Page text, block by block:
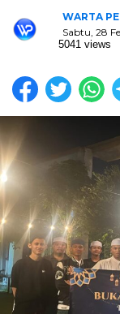
WARTA
Sabtu, 28
5041 views